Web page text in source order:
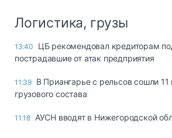
Логистика, грузы
13:40
ЦБ рекомендовал кредиторам
пострадавшие от атак предприятия
11:39 В Приангарье с рельсов сошли 11
грузового состава
11:18 АУСН вводят в Нижегородской